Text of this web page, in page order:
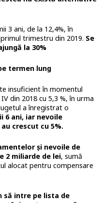
3 ani, de la 12,4%, în
trimestru din 2019. Se
la 30%
termen lung
insuficient în momentul
din 2018 cu 5,3 %, în urma
a înregistrat o
6 ani, iar nevoile
crescut cu 5%.
și nevoile de
2 miliarde de lei, sumă
alocat pentru compensare
să intre pe lista de